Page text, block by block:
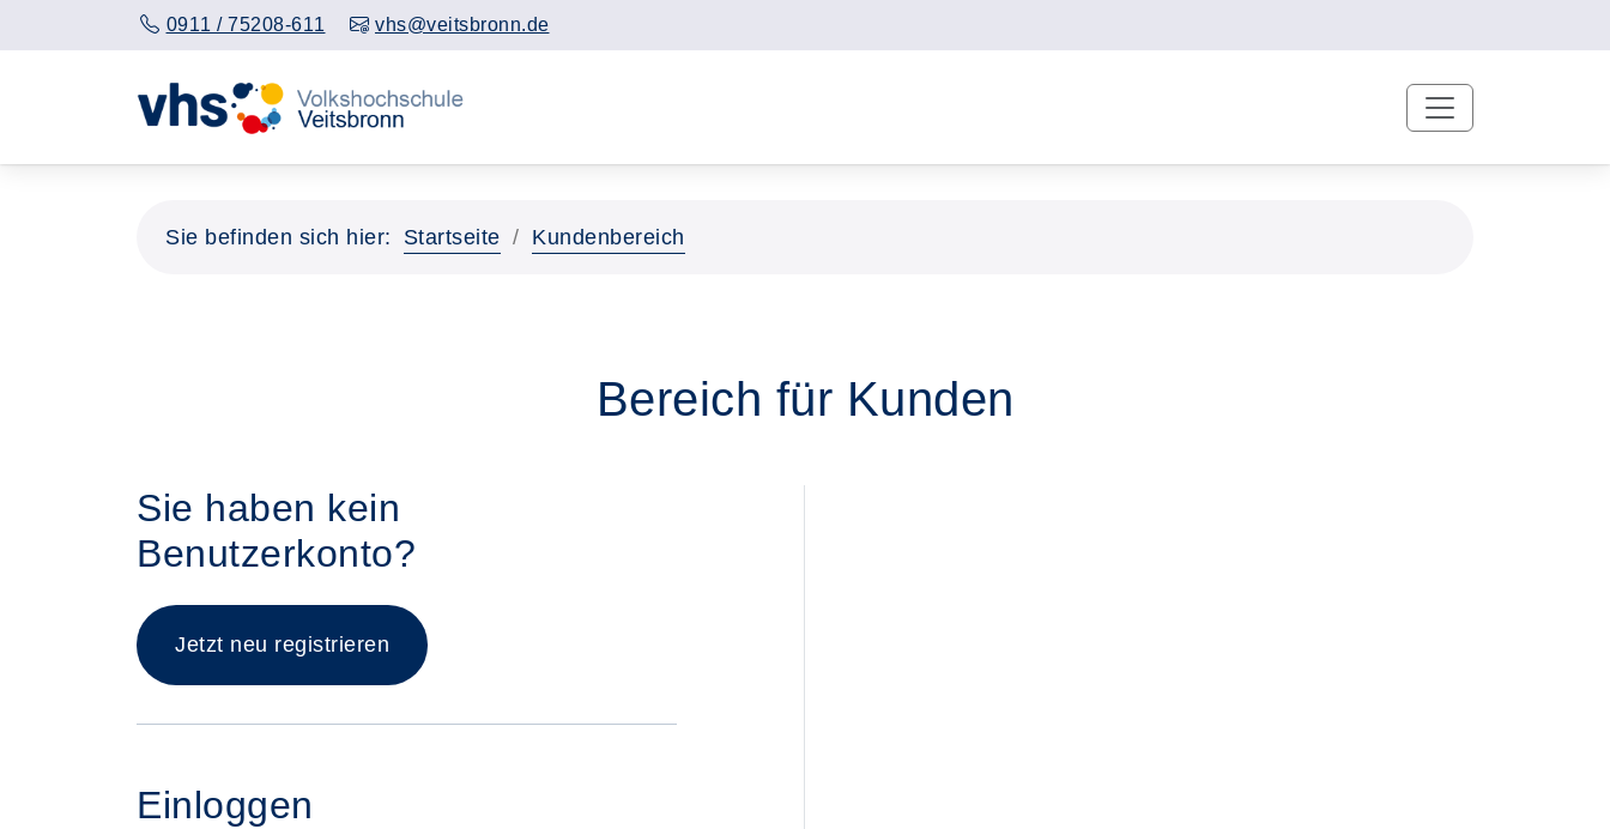
0911 / 75208-611 vhs@veitsbronn.de
Sie befinden sich hier: Startseite Kundenbereich
Bereich für Kunden
Sie haben kein
Benutzerkonto?
Jetzt neu registrieren
Einloggen